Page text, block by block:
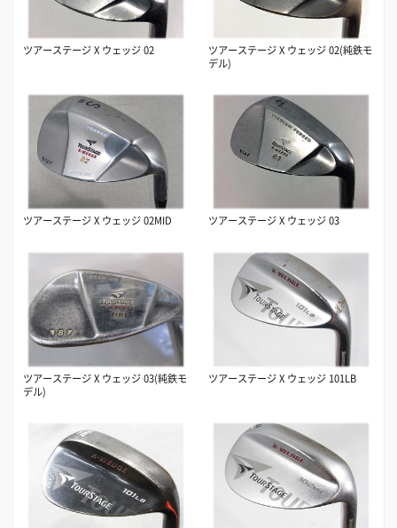
ツアーステージ X ウェッジ 02
ツアーステージ X ウェッジ 02(純鉄モ
デル)
ツアーステージ X ウェッジ 02MID ツアーステージ X ウェッジ 03
ツアーステージ X ウェッジ 03(純鉄モ
デル)
ツアーステージ X ウェッジ 101LB